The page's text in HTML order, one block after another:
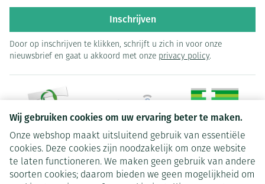
Wij gebruiken cookies om uw ervaring beter te maken.
Onze webshop maakt uitsluitend gebruik van essentiële
cookies. Deze cookies zijn noodzakelijk om onze website
te laten functioneren. We maken geen gebruik van andere
soorten cookies; daarom bieden we geen mogelijkheid om
Inschrijven
Door op inschrijven te klikken, schrijft u zich in voor onze
nieuwsbrief en gaat u akkoord met onze privacy policy.
Juridische links